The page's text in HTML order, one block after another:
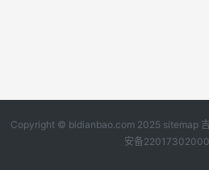
Copyright © bidianbao.com 2025 sitemap
安备